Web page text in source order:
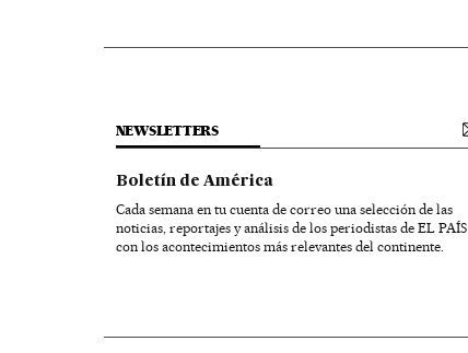
NEWSLETTERS
Boletín de América
Cada semana en tu cuenta de correo una selección de las
noticias, reportajes y análisis de los periodistas de EL PAÍS
con los acontecimientos más relevantes del continente.